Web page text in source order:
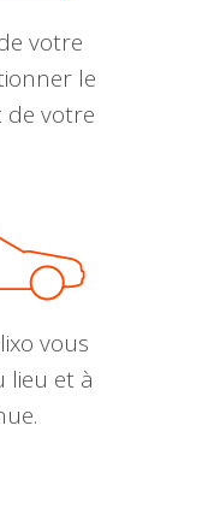
votre
le
de votre
vous
lieu et à